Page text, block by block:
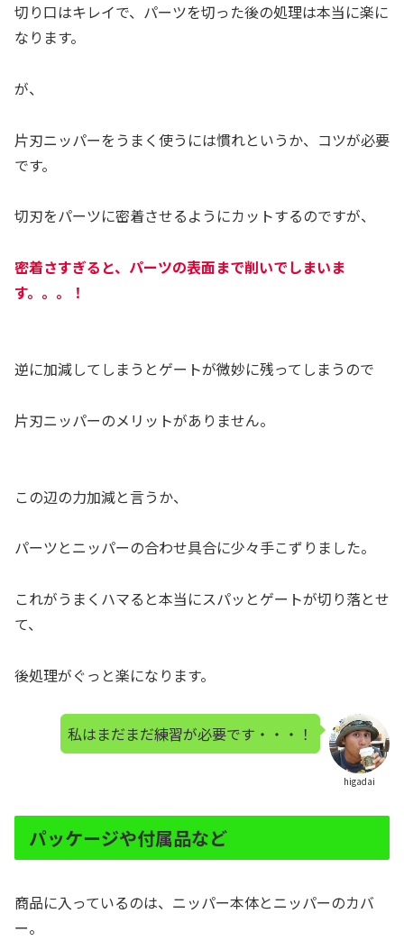
切り口はキレイで、パーツを切った後の処理は本当に楽に
なります。
が、
片刃ニッパーをうまく使うには慣れというか、コツが必要
です。
切刃をパーツに密着させるようにカットするのですが、
密着さすぎると、パーツの表面まで削いでしまいま
す。。。
！
逆に加減してしまうとゲートが微妙に残ってしまうので
片刃ニッパーのメリットがありません。
この辺の力加減と言うか、
パーツとニッパーの合わせ具合に少々手こずりました。
これがうまくハマると本当にスパッとゲートが切り落とせ
て、
後処理がぐっと楽になります。
higadai
私はまだまだ練習が必要です・・・！
パッケージや付属品など
商品に入っているのは、ニッパー本体とニッパーのカバ
ー。